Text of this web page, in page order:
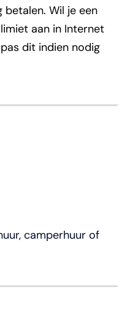
Wil je een
aan in Internet
dit indien nodig
camperhuur of